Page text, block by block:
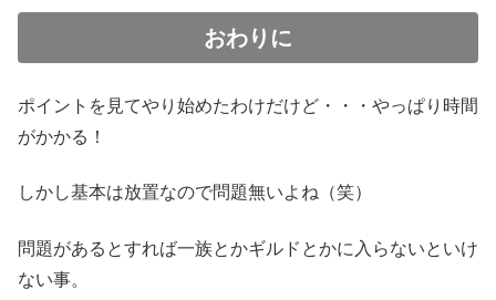
おわりに
ポイントを見てやり始めたわけだけど・・・やっぱり時間
がかかる！
しかし基本は放置なので問題無いよね（笑）
問題があるとすれば一族とかギルドとかに入らないといけ
ない事。